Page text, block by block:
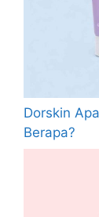
Dorskin
Berapa?